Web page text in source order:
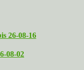
26-08-16
08-02